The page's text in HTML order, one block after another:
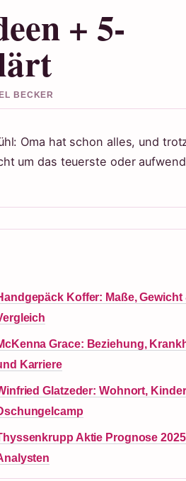
+ 5-
BECKER
Oma hat schon alles, und
um das teuerste oder
Koffer: Maße, Gewicht
Grace: Beziehung,
Karriere
Glatzeder: Wohnort,
Aktie Prognose